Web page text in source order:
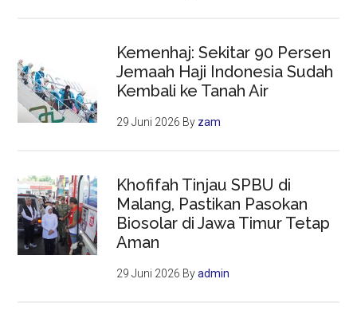
Kemenhaj: Sekitar 90 Persen
Jemaah Haji Indonesia Sudah
Kembali ke Tanah Air
29 Juni 2026 By zam
Khofifah Tinjau SPBU di
Malang, Pastikan Pasokan
Biosolar di Jawa Timur Tetap
Aman
29 Juni 2026 Byadmin